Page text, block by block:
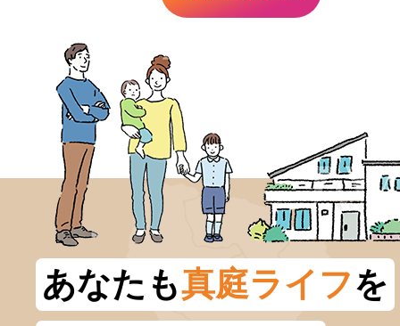
あなたも真庭ライフを